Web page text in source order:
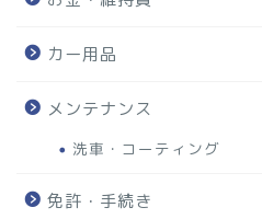
カー用品
メンテナンス
洗車・コーティング
免許・手続き